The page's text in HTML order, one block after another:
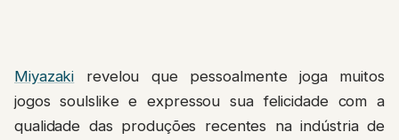
Miyazaki revelou que pessoalmente joga muitos
jogos soulslike e expressou sua felicidade com a
qualidade das produções recentes na indústria de